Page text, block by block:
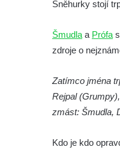
Socha
Socha
Socha
Socha
Socha
Sněhurky stojí
Šmudla a Prófa
zdroje o
Zatímco jména
Rejpal
zmást: Šmudla,
Kdo je kdo